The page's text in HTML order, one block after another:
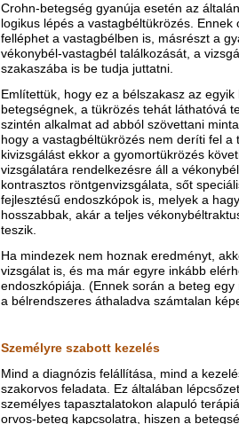
Crohn-betegség gyanúja esetén az
logikus lépés a vastagbéltükrözés.
felléphet a vastagbélben is, másrészt a
vékonybél-vastagbél találkozását, a
szakaszába is be tudja juttatni.
Említettük, hogy ez a bélszakasz az
betegségnek, a tükrözés tehát láthatóvá
szintén alkalmat ad abból szövettani
hogy a vastagbéltükrözés nem deríti fel a
kivizsgálást ekkor a gyomortükrözés
vizsgálatára rendelkezésre áll a
kontrasztos röntgenvizsgálata, sőt
fejlesztésű endoszkópok is, melyek a
hosszabbak, akár a teljes
teszik.
Ha mindezek nem hoznak eredményt,
vizsgálat is, és ma már egyre inkább
endoszkópiája. (Ennek során a beteg
a bélrendszeres áthaladva számtalan
Személyre szabott kezelés
Mind a diagnózis felállítása, mind a
szakorvos feladata. Ez általában
személyes tapasztalatokon alapuló
orvos-beteg kapcsolatra, hiszen a